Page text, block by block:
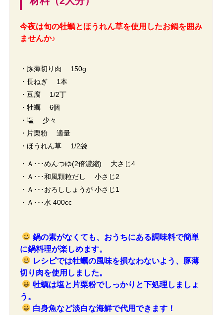
今夜は旬の牡蠣とほうれん草を使用したお鍋を囲み
ませんか♪
・豚薄切り肉 150g
・長ねぎ 1本
・豆腐 1/2丁
・牡蠣 6個
・塩 少々
・片栗粉 適量
・ほうれん草 1/2袋
・Ａ･･･めんつゆ(2倍濃縮) 大さじ4
・Ａ･･･和風顆粒だし 小さじ2
・Ａ･･･おろししょうが 小さじ1
・Ａ･･･水 400cc
鍋の素がなくても、おうちにある調味料で簡単
に鍋料理が楽しめます。
レシピでは牡蠣の風味を損なわないよう、豚薄
切り肉を使用しました。
牡蠣は塩と片栗粉でしっかりと下処理しましょ
う。
白身魚など淡白な海鮮で代用できます！